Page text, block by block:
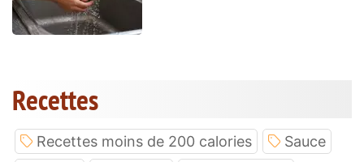
Recettes
Recettes moins de 200 calories
Sauce